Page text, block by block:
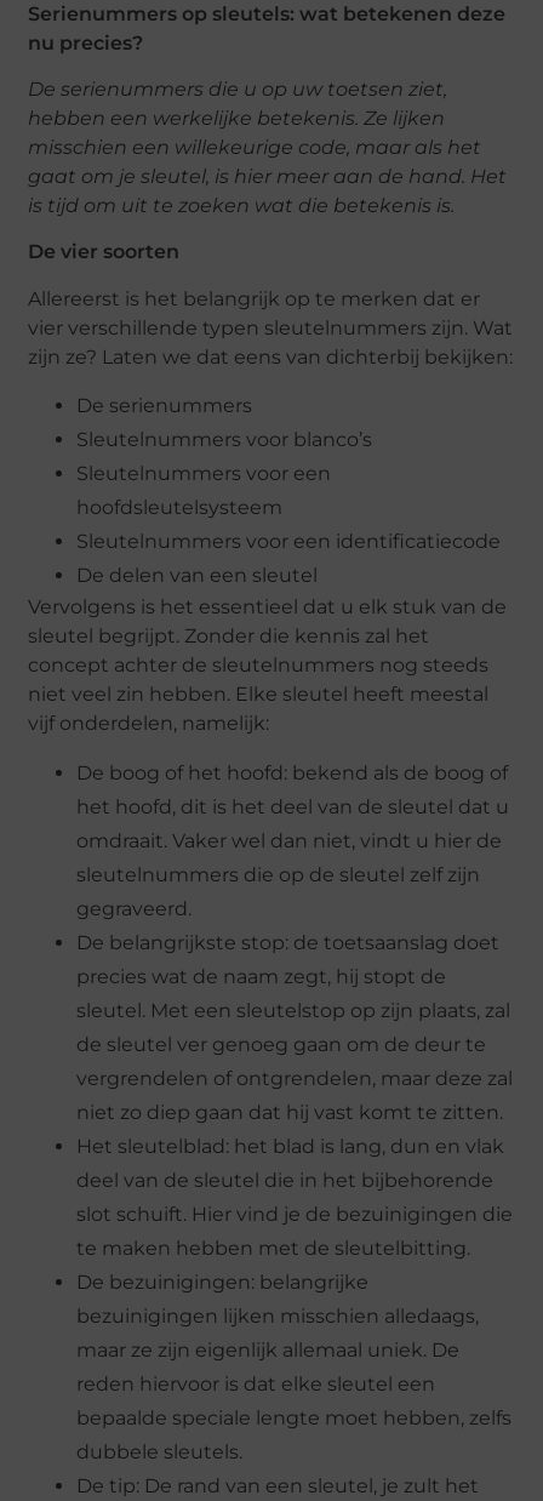
Serienummers op sleutels: wat betekenen deze
nu precies?
De serienummers die u op uw toetsen ziet,
hebben een werkelijke betekenis. Ze lijken
misschien een willekeurige code, maar als het
gaat om je sleutel, is hier meer aan de hand. Het
is tijd om uit te zoeken wat die betekenis is.
De vier soorten
Allereerst is het belangrijk op te merken dat er
vier verschillende typen sleutelnummers zijn. Wat
zijn ze? Laten we dat eens van dichterbij bekijken:
De serienummers
Sleutelnummers voor blanco’s
Sleutelnummers voor een
hoofdsleutelsysteem
Sleutelnummers voor een identificatiecode
De delen van een sleutel
Vervolgens is het essentieel dat u elk stuk van de
sleutel begrijpt. Zonder die kennis zal het
concept achter de sleutelnummers nog steeds
niet veel zin hebben. Elke sleutel heeft meestal
vijf onderdelen, namelijk:
De boog of het hoofd: bekend als de boog of
het hoofd, dit is het deel van de sleutel dat u
omdraait. Vaker wel dan niet, vindt u hier de
sleutelnummers die op de sleutel zelf zijn
gegraveerd.
De belangrijkste stop: de toetsaanslag doet
precies wat de naam zegt, hij stopt de
sleutel. Met een sleutelstop op zijn plaats, zal
de sleutel ver genoeg gaan om de deur te
vergrendelen of ontgrendelen, maar deze zal
niet zo diep gaan dat hij vast komt te zitten.
Het sleutelblad: het blad is lang, dun en vlak
deel van de sleutel die in het bijbehorende
slot schuift. Hier vind je de bezuinigingen die
te maken hebben met de sleutelbitting.
De bezuinigingen: belangrijke
bezuinigingen lijken misschien alledaags,
maar ze zijn eigenlijk allemaal uniek. De
reden hiervoor is dat elke sleutel een
bepaalde speciale lengte moet hebben, zelfs
dubbele sleutels.
De tip: De rand van een sleutel, je zult het